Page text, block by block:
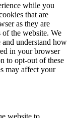
while you
that are
as they are
the website. We
understand how
in your browser
to opt-out of these
may affect your
website to